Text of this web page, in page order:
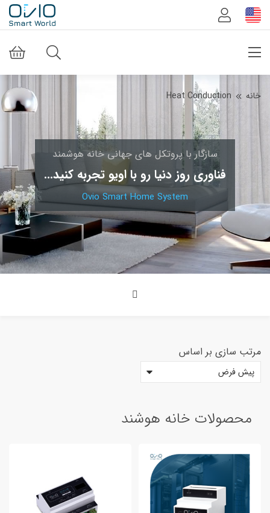
خانه Heat Conduction
فناوری روز دنیا رو با اویو تجربه کنید...
Ovio Smart Home System
سازگار با پروتکل های جهانی خانه هوشمند
مرتب سازی بر اساس
محصولات خانه هوشند
<span>دسته بندی محصولات<span>
دستگاه آزمایشگاه
سنسور و ابزار اندازه گیری
کلید و پریز هوشمند